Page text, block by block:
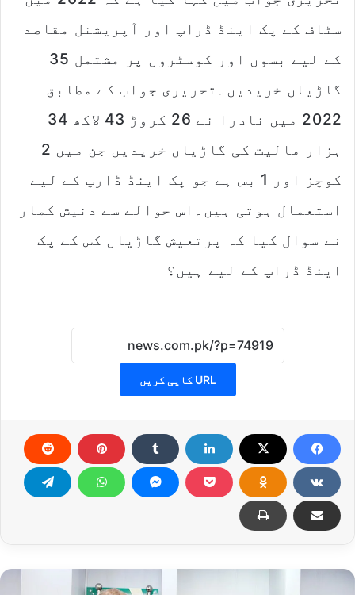
سٹاف کے پک اینڈ ڈراپ اور آپریشنل مقاصد
کے لیے بسوں اور کوسٹروں پر مشتمل 35
گاڑیاں خریدیں۔تحریری جواب کے مطابق
2022 میں نادرا نے 26 کروڑ 43 لاکھ 34
ہزار مالیت کی گاڑیاں خریدیں جن میں 2
کوچز اور 1 بس ہے جو پک اینڈ ڈارپ کے لیے
استعمال ہوتی ہیں۔اس حوالے سے دنیش کمار
نے سوال کیا کہ پرتعیش گاڑیاں کس کے پک
اینڈ ڈراپ کے لیے ہیں؟
URL کاپی کریں